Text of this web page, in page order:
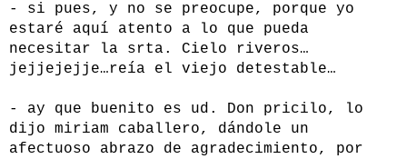
- si pues, y no se preocupe, porque yo
estaré aquí atento a lo que pueda
necesitar la srta. Cielo riveros…
jejjejejje…reía el viejo detestable…
- ay que buenito es ud. Don pricilo, lo
dijo miriam caballero, dándole un
afectuoso abrazo de agradecimiento, por